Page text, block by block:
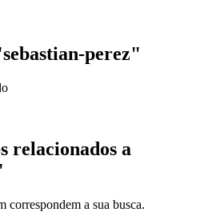
sebastian-perez"
relacionados a
correspondem a sua busca.